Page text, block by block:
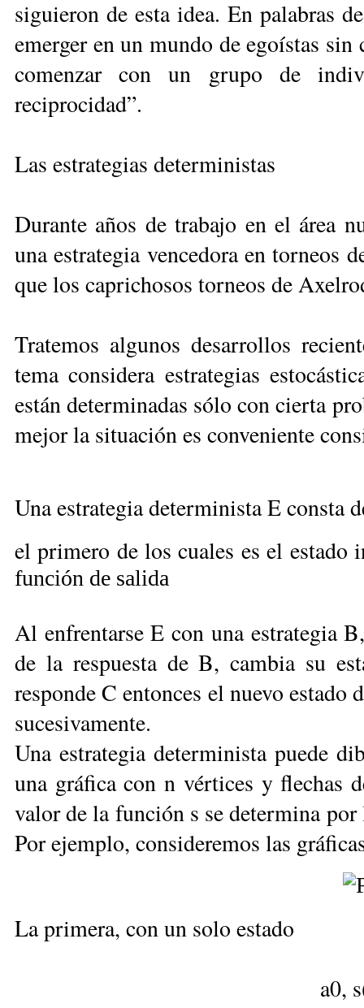
siguieron de esta idea. En palabras
emerger en un mundo de egoístas
comenzar con un grupo de
reciprocidad”.
Las estrategias deterministas
Durante años de trabajo en el área
una estrategia vencedora en torneos
que los caprichosos torneos de
Tratemos algunos desarrollos
tema considera estrategias
están determinadas sólo con cierta
mejor la situación es conveniente
Una estrategia determinista E consta
el primero de los cuales es el
función de salida
Al enfrentarse E con una estrategia
de la respuesta de B, cambia su
responde C entonces el nuevo estado
sucesivamente.
Una estrategia determinista puede
una gráfica con n vértices y flechas
valor de la función s se determina
Por ejemplo, conside­remos las
La primera, con un solo estado
a0,